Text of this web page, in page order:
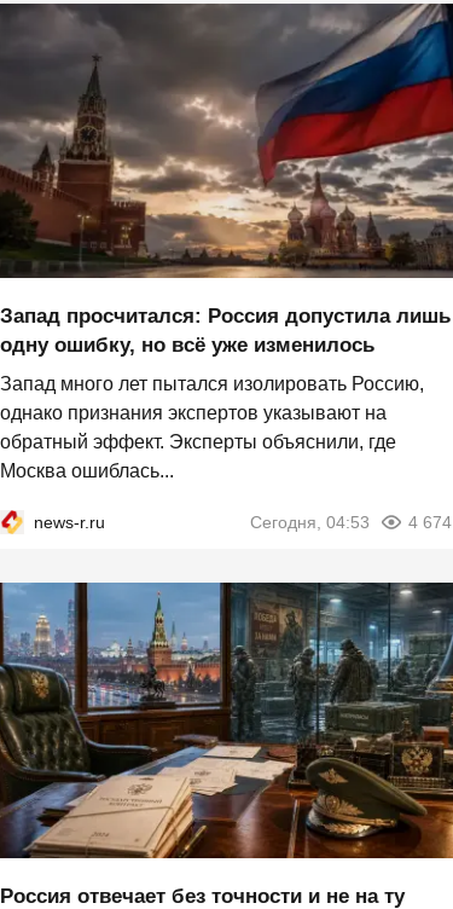
Запад просчитался: Россия допустила лишь
одну ошибку, но всё уже изменилось
Запад много лет пытался изолировать Россию,
однако признания экспертов указывают на
обратный эффект. Эксперты объяснили, где
Москва ошиблась...
news-r.ru Сегодня, 04:53 4 674
Россия отвечает без точности и не на ту